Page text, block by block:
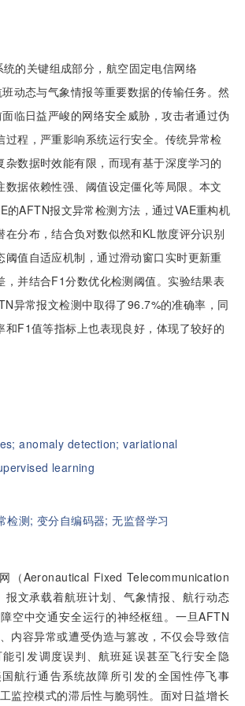
的关键组成部分，航空固定电信网络
班动态与气象情报等重要数据的传输任务。然
临日益严峻的网络安全威胁，攻击者通过伪
过程，严重影响系统运行安全。传统异常检
杂数据时效能有限，而现有基于深度学习的
数据依赖性强、阈值设定僵化等局限。本文
的AFTN报文异常检测方法，通过VAE重构机
在分布，结合负对数似然和KL散度评分识别
阈值自适应机制，通过滑动窗口实时更新重
，并结合F1分数优化检测阈值。实验结果表
异常报文检测中取得了96.7%的准确率，同
和F1值等指标上也表现良好，体现了较好的
anomaly detection;variational
learning
检测; 变分自编码器;无监督学习
（Aeronautical Fixed Telecommunication
报文承载着航班计划、气象情报、航行动态
空中交通安全运行的神经枢纽。一旦AFTN
内容异常或遭受伪造与篡改，不仅会导致信
引发调度误判、航班延误甚至飞行安全隐
航行通告系统故障所引发的全国性停飞事
监控模式的滞后性与脆弱性。面对日益增长